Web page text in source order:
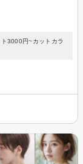
3000円~カットカラ